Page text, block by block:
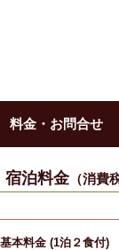
料金・お問合せ
宿泊料金（消費
基本料金 (1泊２食付)